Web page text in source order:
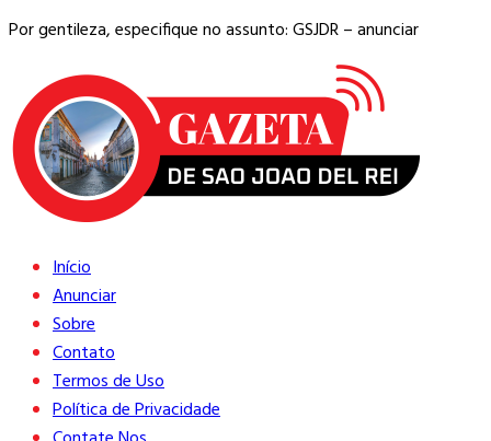
Por gentileza, especifique no assunto: GSJDR – anunciar
Início
Anunciar
Sobre
Contato
Termos de Uso
Política de Privacidade